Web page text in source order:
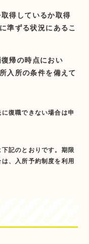
得しているか取得
準ずる状況にあるこ
帰の時点におい
入所の条件を備えて
復職できない場合は申
記のとおりです。期限
、入所予約制度を利用